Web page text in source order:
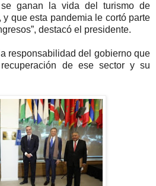
ganan la vida del turismo de
que esta pandemia le cortó parte
destacó el presidente.
responsabilidad del gobierno que
de ese sector y su